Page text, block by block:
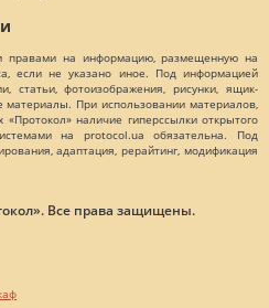
правами на информацию, размещенную на
если не указано иное. Под информацией
статьи, фотоизображения, рисунки, ящик-
материалы. При использовании материалов,
наличие гиперссылки открытого
на protocol.ua обязательна. Под
адаптация, рерайтинг, модификация
Все права защищены.